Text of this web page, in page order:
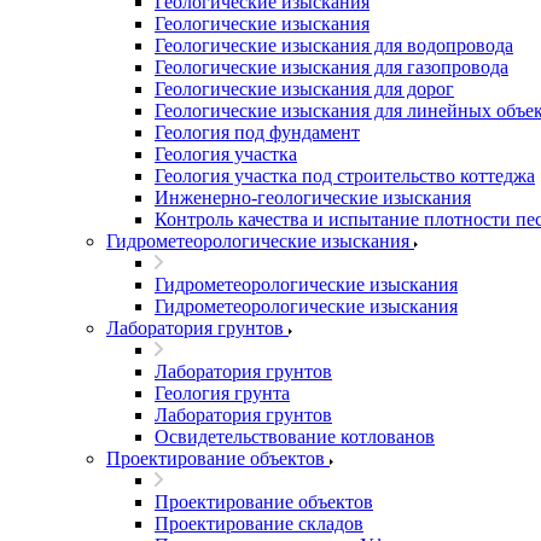
Геологические изыскания
Геологические изыскания для водопровода
Геологические изыскания для газопровода
Геологические изыскания для дорог
Геологические изыскания для линейных
Геология под фундамент
Геология участка
Геология участка под строительство коттеджа
Инженерно-геологические изыскания
Контроль качества и испытание плотности
Гидрометеорологические изыскания
Гидрометеорологические изыскания
Гидрометеорологические изыскания
Лаборатория грунтов
Лаборатория грунтов
Геология грунта
Лаборатория грунтов
Освидетельствование котлованов
Проектирование объектов
Проектирование объектов
Проектирование складов